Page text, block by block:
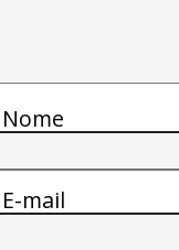
Nome
E-mail